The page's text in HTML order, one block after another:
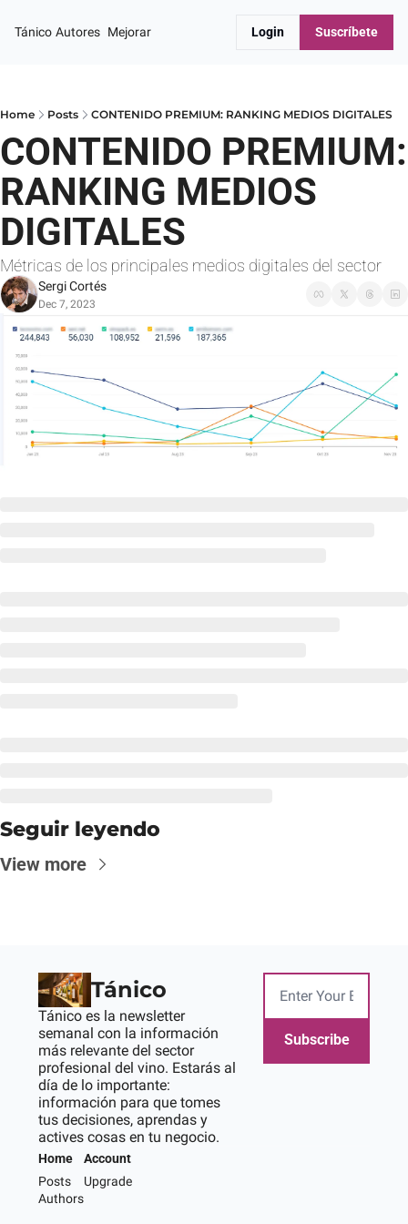
Tánico Autores Mejorar Login Suscríbete
Home Posts CONTENIDO PREMIUM: RANKING MEDIOS DIGITALES
CONTENIDO PREMIUM:
RANKING MEDIOS
DIGITALES
Métricas de los principales medios digitales del sector
Sergi Cortés
Dec 7, 2023
Seguir leyendo
View more
Tánico
Tánico es la newsletter
semanal con la información
más relevante del sector
profesional del vino. Estarás al
día de lo importante:
información para que tomes
tus decisiones, aprendas y
actives cosas en tu negocio.
Subscribe
Home
Posts
Authors
Account
Upgrade